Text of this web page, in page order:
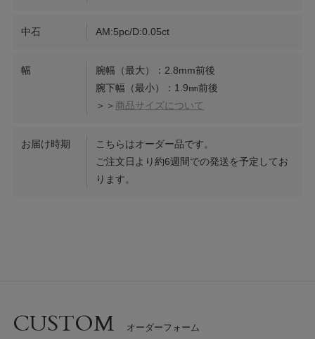
中石 AM:5pc/D:0.05ct
幅
腕幅（最大）：2.8mm前後
腕下幅（最小）：1.9㎜前後
＞＞ 商品サイズについて
お届け時期
こちらはオーダー品です。
ご注文日より約6週間での発送を予定してお
ります。
CUSTOM